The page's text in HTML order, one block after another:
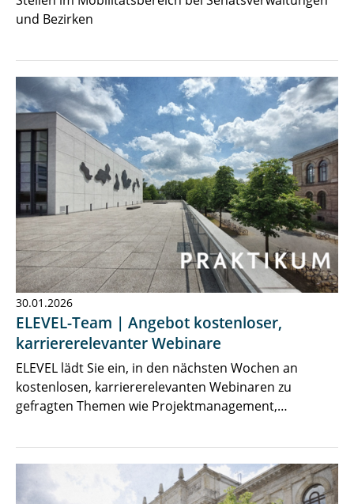
und Bezirken
30.01.2026
ELEVEL-Team | Angebot kostenloser,
karriererelevanter Webinare
ELEVEL lädt Sie ein, in den nächsten⁣ Wochen an
kostenlosen, karriererelevanten Webinaren zu
gefragten Themen wie Projektmanagement,…